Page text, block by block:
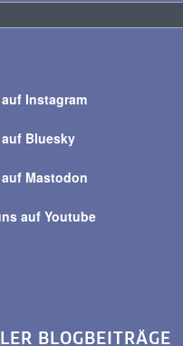
Instagram
Bluesky
Mastodon
auf Youtube
BLOGBEITRÄGE